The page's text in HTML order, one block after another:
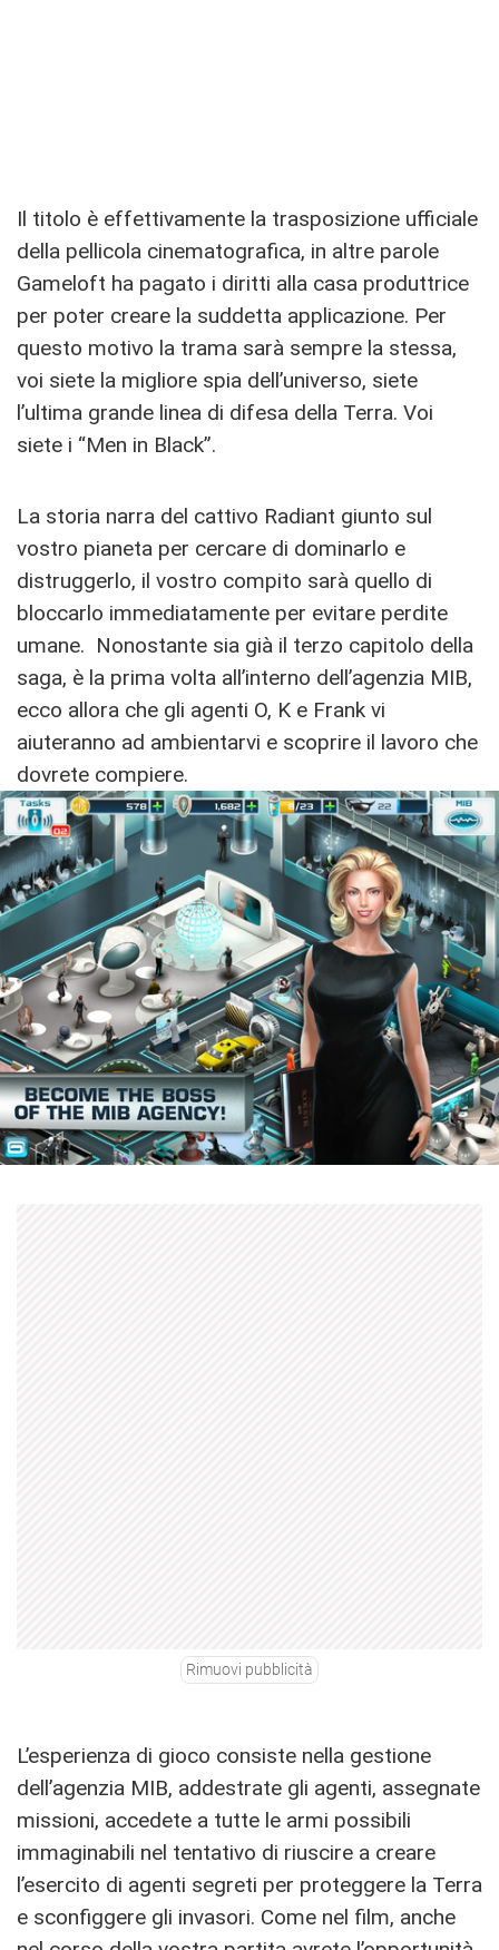
Il titolo è effettivamente la trasposizione ufficiale
della pellicola cinematografica, in altre parole
Gameloft ha pagato i diritti alla casa produttrice
per poter creare la suddetta applicazione. Per
questo motivo la trama sarà sempre la stessa,
voi siete la migliore spia dell’universo, siete
l’ultima grande linea di difesa della Terra. Voi
siete i “Men in Black”.
La storia narra del cattivo Radiant giunto sul
vostro pianeta per cercare di dominarlo e
distruggerlo, il vostro compito sarà quello di
bloccarlo immediatamente per evitare perdite
umane. Nonostante sia già il terzo capitolo della
saga, è la prima volta all’interno dell’agenzia MIB,
ecco allora che gli agenti O, K e Frank vi
aiuteranno ad ambientarvi e scoprire il lavoro che
dovrete compiere.
Rimuovi pubblicità
L’esperienza di gioco consiste nella gestione
dell’agenzia MIB, addestrate gli agenti, assegnate
missioni, accedete a tutte le armi possibili
immaginabili nel tentativo di riuscire a creare
l’esercito di agenti segreti per proteggere la Terra
e sconfiggere gli invasori. Come nel film, anche